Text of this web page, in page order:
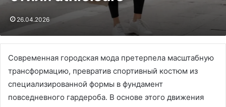
26.04.2026
Современная городская мода претерпела масштабную
трансформацию, превратив спортивный костюм из
специализированной формы в фундамент
повседневного гардероба․ В основе этого движения